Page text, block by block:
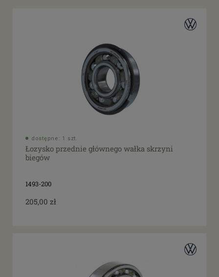
dostępne: 1 szt.
Łozysko przednie głównego wałka skrzyni
biegów
1493-200
205,00 zł